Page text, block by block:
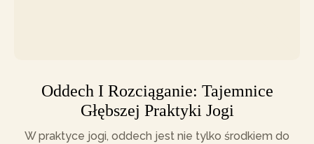
Oddech I Rozciąganie: Tajemnice
Głębszej Praktyki Jogi
W praktyce jogi, oddech jest nie tylko środkiem do